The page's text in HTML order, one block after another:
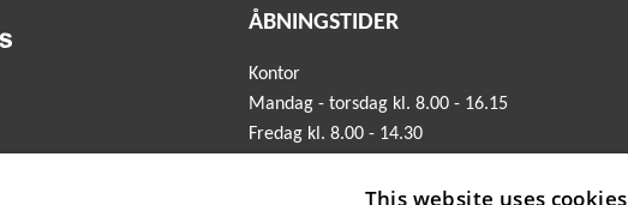
ÅBNINGSTIDER
Kontor
Mandag - torsdag kl. 8.00 - 16.15
Fredag kl. 8.00 - 14.30
Mandag - torsdag kl. 7.00 - 16.15
This website uses cookies